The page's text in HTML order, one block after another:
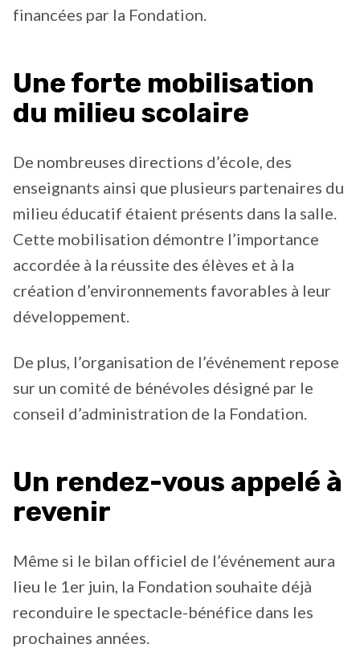
financées par la Fondation.
Une forte mobilisation
du milieu scolaire
De nombreuses directions d’école, des
enseignants ainsi que plusieurs partenaires du
milieu éducatif étaient présents dans la salle.
Cette mobilisation démontre l’importance
accordée à la réussite des élèves et à la
création d’environnements favorables à leur
développement.
De plus, l’organisation de l’événement repose
sur un comité de bénévoles désigné par le
conseil d’administration de la Fondation.
Un rendez-vous appelé à
revenir
Même si le bilan officiel de l’événement aura
lieu le 1er juin, la Fondation souhaite déjà
reconduire le spectacle-bénéfice dans les
prochaines années.